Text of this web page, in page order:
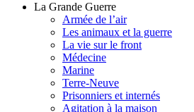
La Grande Guerre
Armée de l’air
Les animaux et la guerre
La vie sur le front
Médecine
Marine
Terre-Neuve
Prisonniers et internés
Agitation à la maison